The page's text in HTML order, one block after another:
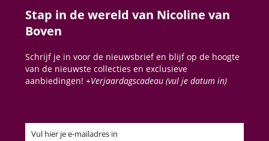
Stap in de wereld van Nicoline van
Boven
Schrijf je in voor de nieuwsbrief en blijf op de hoogte
van de nieuwste collecties en exclusieve
aanbiedingen!+Verjaardagscadeau (vul je datum in)
Vul hier je e-mailadres in